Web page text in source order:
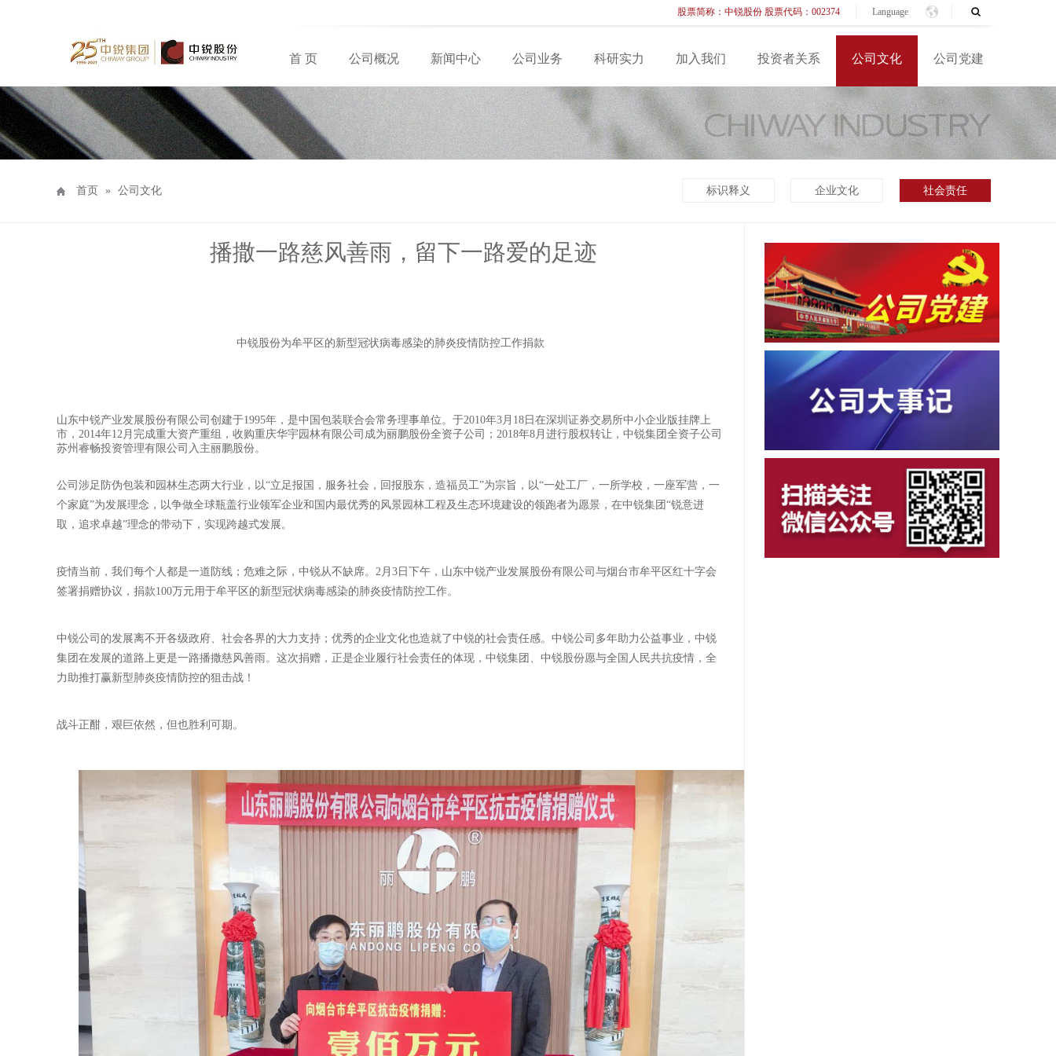
股票简称：中锐股份 股票代码：002374 Language
首 页 公司概况 新闻中心 公司业务 科研实力 加入我们 投资者关系 公司文化 公司党建
首页 » 公司文化 社会责任
企业文化
标识释义
播撒一路慈风善雨，留下一路爱的足迹
中锐股份为牟平区的新型冠状病毒感染的肺炎疫情防控工作捐款
山东中锐产业发展股份有限公司创建于1995年，是中国包装联合会常务理事单位。于2010年3月18日在深圳证券交易所中小企业版挂牌上
市，2014年12月完成重大资产重组，收购重庆华宇园林有限公司成为丽鹏股份全资子公司；2018年8月进行股权转让，中锐集团全资子公司
苏州睿畅投资管理有限公司入主丽鹏股份。
公司涉足防伪包装和园林生态两大行业，以“立足报国，服务社会，回报股东，造福员工”为宗旨，以“一处工厂，一所学校，一座军营，一
个家庭”为发展理念，以争做全球瓶盖行业领军企业和国内最优秀的风景园林工程及生态环境建设的领跑者为愿景，在中锐集团“锐意进
取，追求卓越”理念的带动下，实现跨越式发展。
疫情当前，我们每个人都是一道防线；危难之际，中锐从不缺席。2月3日下午，山东中锐产业发展股份有限公司与烟台市牟平区红十字会
签署捐赠协议，捐款100万元用于牟平区的新型冠状病毒感染的肺炎疫情防控工作。
中锐公司的发展离不开各级政府、社会各界的大力支持；优秀的企业文化也造就了中锐的社会责任感。中锐公司多年助力公益事业，中锐
集团在发展的道路上更是一路播撒慈风善雨。这次捐赠，正是企业履行社会责任的体现，中锐集团、中锐股份愿与全国人民共抗疫情，全
力助推打赢新型肺炎疫情防控的狙击战！
战斗正酣，艰巨依然，但也胜利可期。